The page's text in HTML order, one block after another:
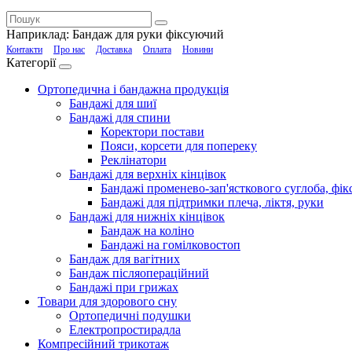
Наприклад: Бандаж для руки фіксуючий
Контакти Про нас Доставка Оплата Новини
Категорії
Ортопедична і бандажна продукція
Бандажі для шиї
Бандажі для спини
Коректори постави
Пояси, корсети для попереку
Реклінатори
Бандажі для верхніх кінцівок
Бандажі променево-зап'ясткового суглоба,
Бандажі для підтримки плеча, ліктя, руки
Бандажі для нижніх кінцівок
Бандаж на коліно
Бандажі на гомілковостоп
Бандаж для вагітних
Бандаж післяопераційний
Бандажі при грижах
Товари для здорового сну
Ортопедичні подушки
Електропростирадла
Компресійний трикотаж